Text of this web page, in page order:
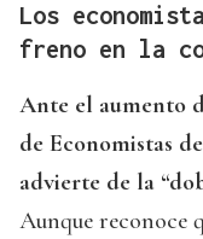
Los
freno en la
Ante el aumento
de Economistas
advierte de la
Aunque reconoce